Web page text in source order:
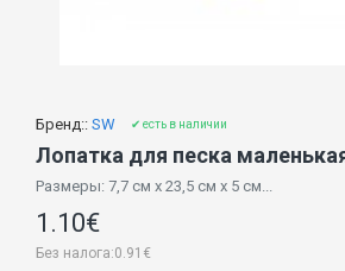
Бренд:: SW ✔ есть в наличии
Лопатка для песка
Размеры: 7,7 см x 23,5 см x 5 см...
1.10€
Без налога:0.91€